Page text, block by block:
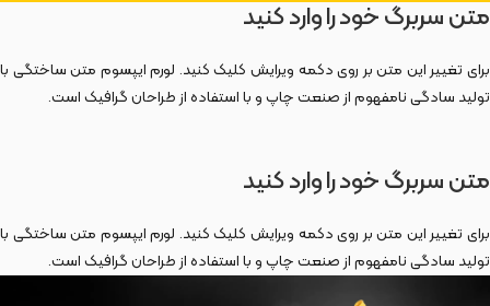
متن سربرگ خود را وارد کنید
برای تغییر این متن بر روی دکمه ویرایش کلیک کنید. لورم ایپسوم متن ساختگی با
تولید سادگی نامفهوم از صنعت چاپ و با استفاده از طراحان گرافیک است.
متن سربرگ خود را وارد کنید
برای تغییر این متن بر روی دکمه ویرایش کلیک کنید. لورم ایپسوم متن ساختگی با
تولید سادگی نامفهوم از صنعت چاپ و با استفاده از طراحان گرافیک است.